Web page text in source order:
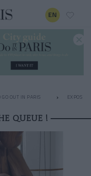
EN
GO OUT IN PARIS EXPOS
QUEUE !